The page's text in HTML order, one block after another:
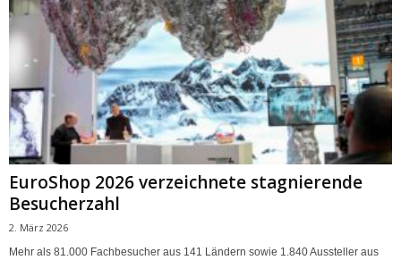
EuroShop 2026 verzeichnete stagnierende
Besucherzahl
2. März 2026
Mehr als 81.000 Fachbesucher aus 141 Ländern sowie 1.840 Aussteller aus